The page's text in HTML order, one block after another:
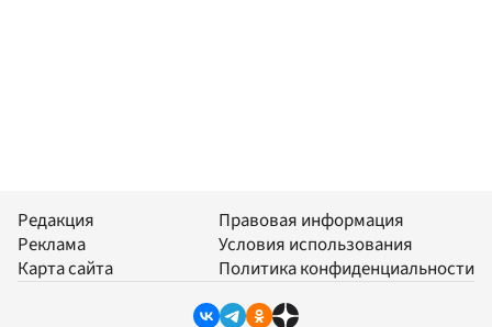
Редакция
Реклама
Карта сайта
Правовая информация
Условия использования
Политика конфиденциальности